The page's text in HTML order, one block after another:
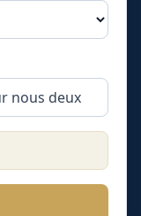
nous deux